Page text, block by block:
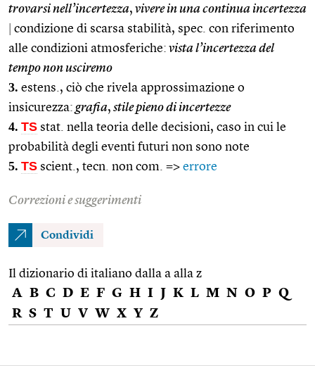
trovarsi nell’incertezza, vivere in una continua incertezza
condizione di scarsa stabilità, spec. con riferimento
alle condizioni atmosferiche: vista l’incertezza del
tempo non usciremo
3. estens., ciò che rivela approssimazione o
insicurezza: grafia, stile pieno di incertezze
4. TS stat. nella teoria delle decisioni, caso in cui le
probabilità degli eventi futuri non sono note
5. TS scient., tecn. non com. => errore
Correzioni e suggerimenti
Condividi
Il dizionario di italiano dalla a alla z
A B C D E F G H I J K L M N O P Q
R S T U V W X Y Z